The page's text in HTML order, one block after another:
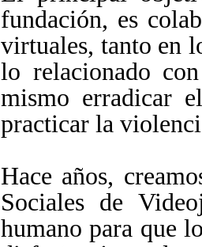
fundación, es
virtuales, tanto en
lo relacionado
mismo erradicar
practicar la
Hace años,
Sociales de
humano para que